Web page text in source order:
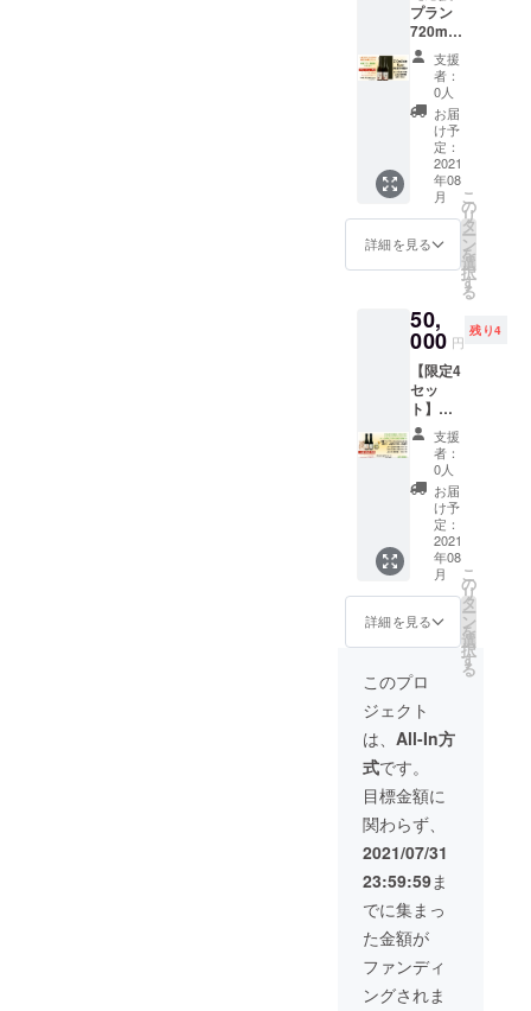
る場
合】 送
り先を
指定す
る場
合、備
考欄か
CAMPF
IREの
メッ
セージ
機能 で
『お名
前・ご
住所・
先』を
お知ら
せくだ
さい。 *
配送先
は、日
本国内
のみご
指定い
ただけ
ます。
一般公
募して
抽選に
当たっ
た人へ
お届け
しま
す。
（例）
・1本は
自分の
住所へ
残りは
他の配
指定し
てそれ
ぞれ送
る。 ・
1～3
セット
を誰に
配送す
るかは
全て運
営者に
任せ
る。
（SNS
で一般
公募 ）
【ご住
所をご
指定す
る場
合】 送
り先を
指定す
る場
合、備
考欄か
CAMPF
IREの
メッ
セージ
機能 で
『お名
前・ご
住所・
連絡
先』を
お知ら
醸
720ml ×
１本 ・
オリジ
ナル
グッズ
Relaxat
ionの
ちょっ
と変
希少な
酒粕 オ
ズと
Relaxat
ionの
ちょっ
と変
わった
希少な
酒粕 を
お付け
しま
す。 *配
送先
は、日
本国内
のみご
ただけ
ます。
ion
Level 2
純米吟
300ml ×
1本
※「応援
した
い！」
または
「複数
の場所
へ送り
ている
方向け
のプラ
ンで
す。 想
いや製
品、
サービ
スなど
にご共
感いた
だき
「応援
しても
良い
感じた
方は是
の宣伝
応援プ
ランを
よろし
い致し
ます。
贈り物
として
送りた
い方が
いる場
合、送
りたい
お相手
の情報
をそれ
ぞれご
い。 ・
Party
Goddes
UZUME
for
Relaxat
Level 3
純米大
吟醸
720ml ×
1本 ・
Goddes
UZUME
for
Relaxat
ion
Level 2
純米吟
醸
720ml ×
※「応援
した
い！」
または
「複数
の場所
へ送り
たい」
ている
のプラ
ンで
す。 想
いや製
品、
サービ
スなど
にご共
だき
「応援
しても
良い
な」と
感じた
方は是
プラン
720ml×
5セッ
ト】
720ml 2
本を2本
箱で５
件の宛
先にお
送りし
ます。
お届け
先は備
考欄、
もしく
セージ
でお知
らせく
ださ
い。 ・
Party
Goddes
UZUME
for
Relaxat
Level 3
純米大
吟醸
720ml ×
1本 ・
Goddes
s
UZUME
for
Relaxat
ion
Level 2
純米吟
醸
720ml ×
1本
※「応援
した
い！」
または
「複数
の場所
へ送り
たい」
支援
者：
0人
お届
け予
定：
2021
年08
月
詳細を見る
こ
の
リ
タ
ー
ン
を
選
択
す
る
50,
000 円
残り4
【限定4
セッ
ト】３
レベル
コンプ
リート
mini 3
本セッ
ト×５箱
お手土
産、贈
り物に
いかが
でしょ
うか？
各レベ
ル1本ず
つ３本
+
Relaxat
ionの
ちょっ
と変
わった
希少な
酒粕＋
オリジ
ナル
グッズ
を3本箱
で５
箱 指
定住所
にお届
支援
者：
0人
お届
け予
定：
2021
年08
月
詳細を見る
こ
の
リ
タ
ー
ン
を
選
択
す
る
このプロ
ジェクト
は、 All-In方
式です。
目標金額に
関わらず、
2021/07/31
23:59:59ま
でに集まっ
た金額が
ファンディ
ングされま